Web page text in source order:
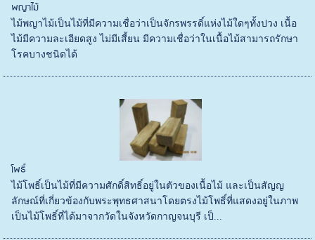
พญาไม้
ไม้พญาไม้เป็นไม้ที่มีความเชื่อว่าเป็นจักรพรรดิ์แห่งไม้ใดๆทั้งปวง เนื้อ
ไม้มีความละเอียดสูง ไม่มีเสี้ยน มีความเชื่อว่าในเนื้อไม้สามารถรักษา
โรคบางชนิดได้
โพธิ์
ไม้โพธิ์เป็นไม้ที่มีความศักดิ์สิทธิ์อยู่ในตัวของเนื้อไม้ และเป็นสัญญ
ลักษณ์ที่เกี่ยวข้องกับพระพุทธศาสนาโดยตรงไม้โพธิ์ที่แสดงอยู่ในภาพ
เป็นไม้โพธิ์ที่ได้มาจากวัดในจังหวัดกาญจนบุรี เป็...